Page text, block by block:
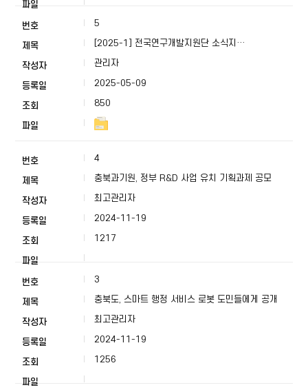
5
[2025-1] 전국연구개발지원단 소식지
ISSUE&FOCUS 27호
관리자
2025-05-09
850
4
충북과기원, 정부 R&D 사업 유치 기획과제 공모
최고관리자
2024-11-19
1217
3
충북도, 스마트 행정 서비스 로봇 도민들에게 공개
최고관리자
2024-11-19
1256